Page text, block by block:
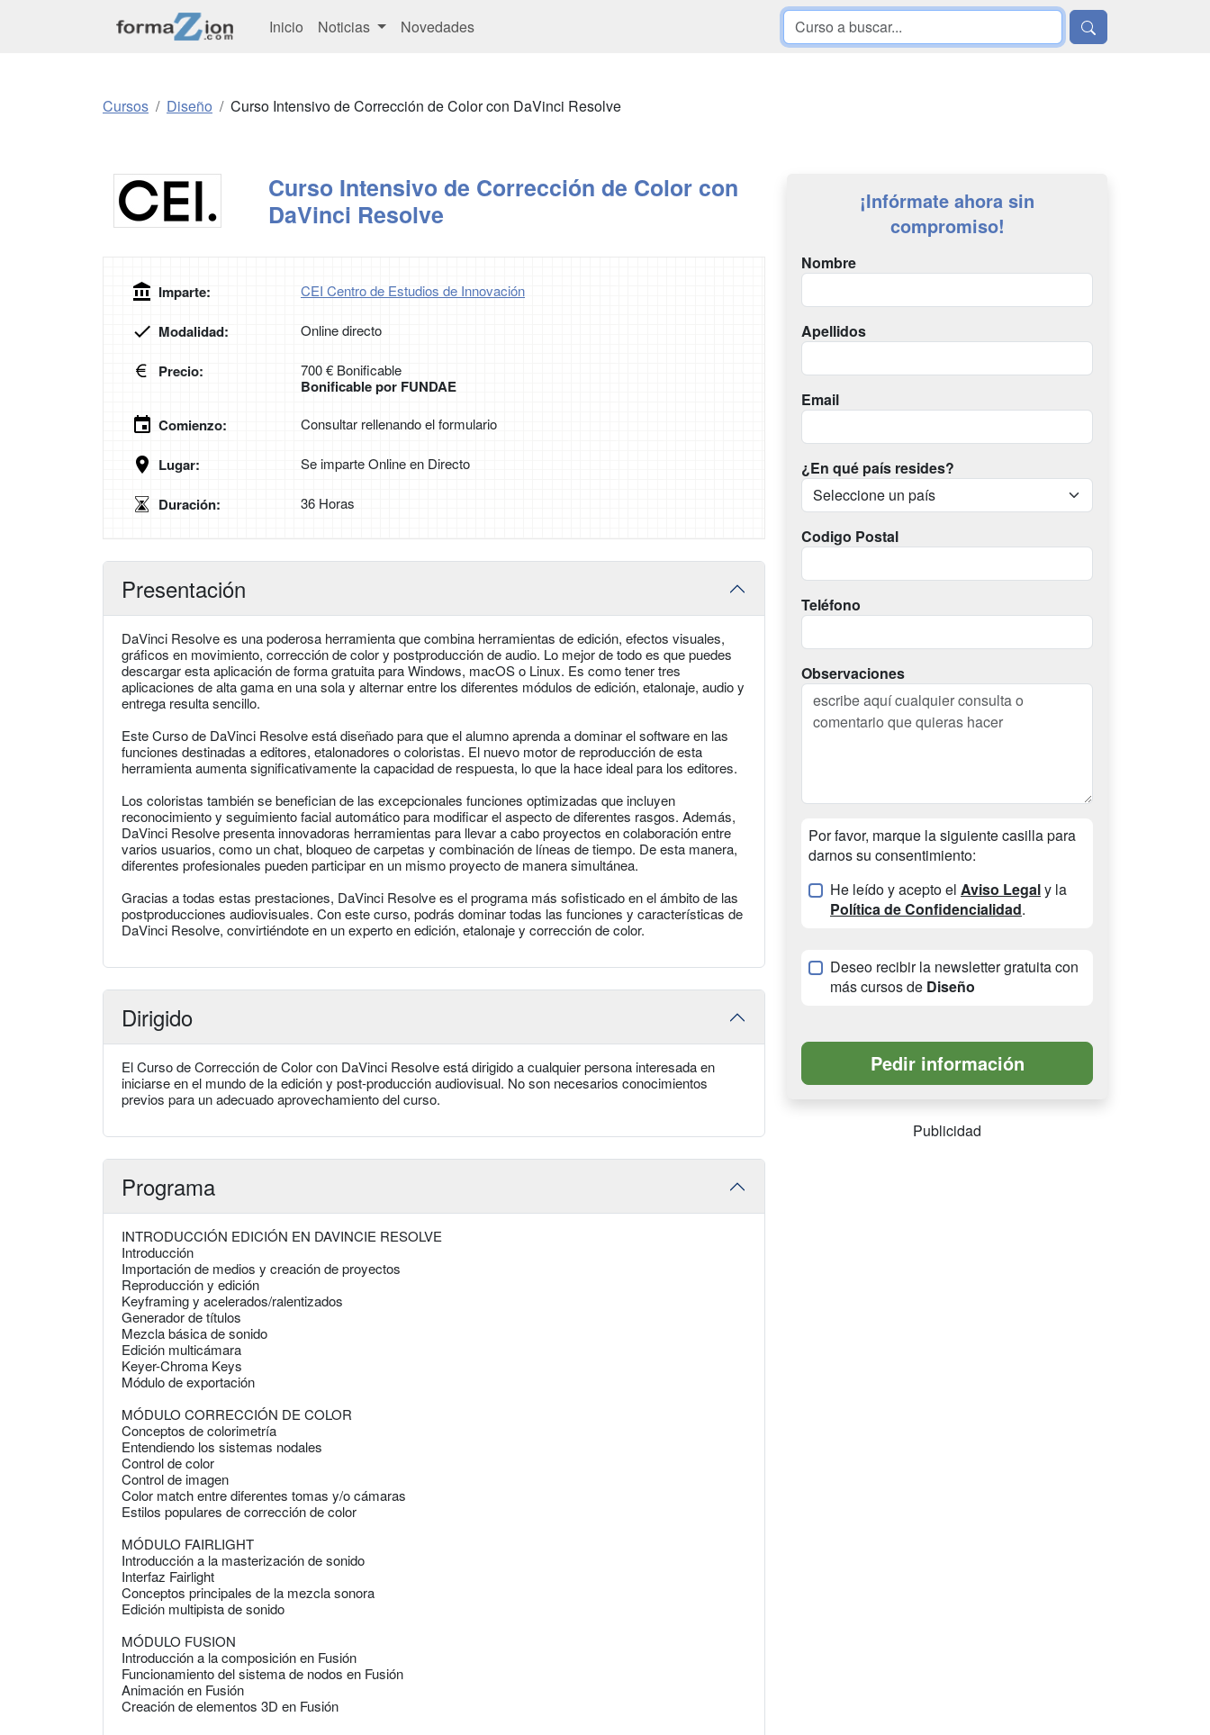
Inicio Noticias Novedades
Cursos Diseño Curso Intensivo de Corrección de Color con DaVinci Resolve
Curso Intensivo de Corrección de Color con
DaVinci Resolve
Imparte: CEI Centro de Estudios de Innovación
Modalidad: Online directo
Precio: 700 € Bonificable
Bonificable por FUNDAE
Comienzo:
Consultar rellenando el formulario
Lugar: Se imparte Online en Directo
Duración: 36 Horas
Presentación
DaVinci Resolve es una poderosa herramienta que combina herramientas de edición, efectos visuales,
gráficos en movimiento, corrección de color y postproducción de audio. Lo mejor de todo es que puedes
descargar esta aplicación de forma gratuita para Windows, macOS o Linux. Es como tener tres
aplicaciones de alta gama en una sola y alternar entre los diferentes módulos de edición, etalonaje, audio y
entrega resulta sencillo.
Este Curso de DaVinci Resolve está diseñado para que el alumno aprenda a dominar el software en las
funciones destinadas a editores, etalonadores o coloristas. El nuevo motor de reproducción de esta
herramienta aumenta significativamente la capacidad de respuesta, lo que la hace ideal para los editores.
Los coloristas también se benefician de las excepcionales funciones optimizadas que incluyen
reconocimiento y seguimiento facial automático para modificar el aspecto de diferentes rasgos. Además,
DaVinci Resolve presenta innovadoras herramientas para llevar a cabo proyectos en colaboración entre
varios usuarios, como un chat, bloqueo de carpetas y combinación de líneas de tiempo. De esta manera,
diferentes profesionales pueden participar en un mismo proyecto de manera simultánea.
Gracias a todas estas prestaciones, DaVinci Resolve es el programa más sofisticado en el ámbito de las
postproducciones audiovisuales. Con este curso, podrás dominar todas las funciones y características de
DaVinci Resolve, convirtiéndote en un experto en edición, etalonaje y corrección de color.
Dirigido
El Curso de Corrección de Color con DaVinci Resolve está dirigido a cualquier persona interesada en
iniciarse en el mundo de la edición y post-producción audiovisual. No son necesarios conocimientos
previos para un adecuado aprovechamiento del curso.
Programa
INTRODUCCIÓN EDICIÓN EN DAVINCIE RESOLVE
Introducción
Importación de medios y creación de proyectos
Reproducción y edición
Keyframing y acelerados/ralentizados
Generador de títulos
Mezcla básica de sonido
Edición multicámara
Keyer-Chroma Keys
Módulo de exportación
MÓDULO CORRECCIÓN DE COLOR
Conceptos de colorimetría
Entendiendo los sistemas nodales
Control de color
Control de imagen
Color match entre diferentes tomas y/o cámaras
Estilos populares de corrección de color
MÓDULO FAIRLIGHT
Introducción a la masterización de sonido
Interfaz Fairlight
Conceptos principales de la mezcla sonora
Edición multipista de sonido
MÓDULO FUSION
Introducción a la composición en Fusión
Funcionamiento del sistema de nodos en Fusión
Animación en Fusión
Creación de elementos 3D en Fusión
¡Infórmate ahora sin
compromiso!
Nombre
Apellidos
Email
¿En qué país resides?
Codigo Postal
Teléfono
Observaciones
Por favor, marque la siguiente casilla para
darnos su consentimiento:
He leído y acepto el Aviso Legaly la
Política de Confidencialidad.
Deseo recibir la newsletter gratuita con
más cursos de Diseño
Publicidad